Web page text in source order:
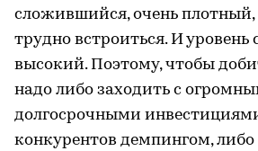
сложившийся, очень плотный,
трудно встроиться. И уровень
высокий. Поэтому, чтобы
надо либо заходить с
долгосрочными
конкурентов демпингом,